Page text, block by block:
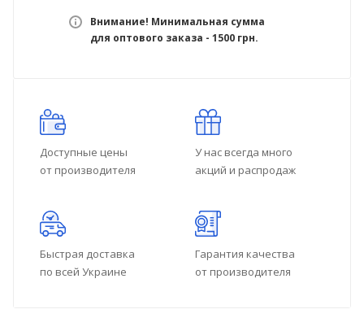
Внимание! Минимальная сумма
для оптового заказа - 1500 грн.
Доступные цены
от производителя
У нас всегда много
акций и распродаж
Быстрая доставка
по всей Украине
Гарантия качества
от производителя